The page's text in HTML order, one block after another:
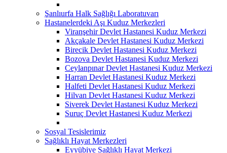
Şanlıurfa Halk Sağlığı Laboratuvarı
Hastanelerdeki Aşı Kuduz Merkezleri
Viranşehir Devlet Hastanesi Kuduz Merkezi
Akçakale Devlet Hastanesi Kuduz Merkezi
Birecik Devlet Hastanesi Kuduz Merkezi
Bozova Devlet Hastanesi Kuduz Merkezi
Ceylanpınar Devlet Hastanesi Kuduz Merkezi
Harran Devlet Hastanesi Kuduz Merkezi
Halfeti Devlet Hastanesi Kuduz Merkezi
Hilvan Devlet Hastanesi Kuduz Merkezi
Siverek Devlet Hastanesi Kuduz Merkezi
Suruç Devlet Hastanesi Kuduz Merkezi
Sosyal Tesislerimiz
Sağlıklı Hayat Merkezleri
Eyyübiye Sağlıklı Hayat Merkezi